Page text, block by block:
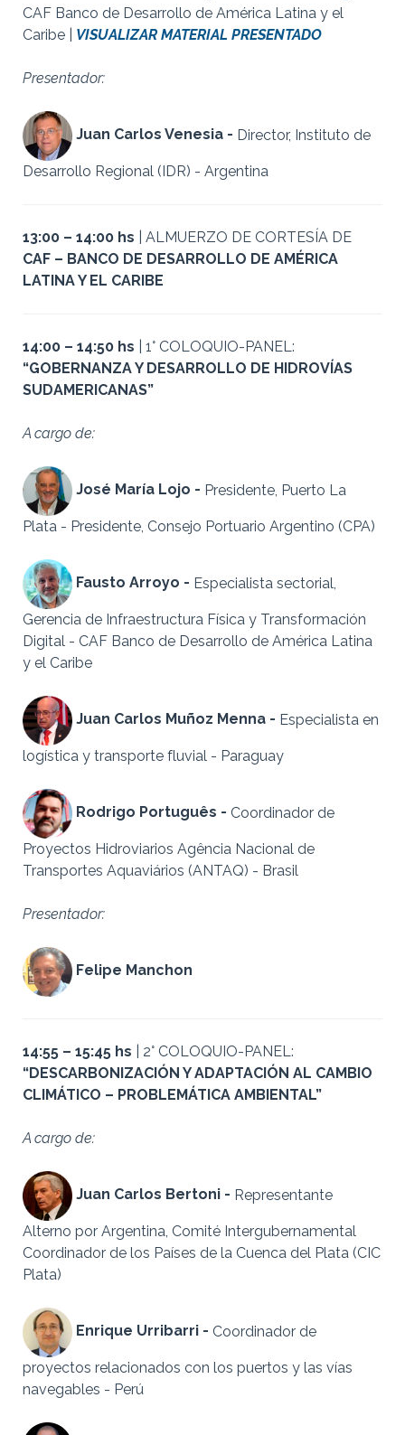
CAF Banco de Desarrollo de América Latina y el
Caribe | VISUALIZAR MATERIAL PRESENTADO
Presentador:
Juan Carlos Venesia - Director, Instituto de
Desarrollo Regional (IDR) - Argentina
13:00 – 14:00 hs | ALMUERZO DE CORTESÍA DE
CAF – BANCO DE DESARROLLO DE AMÉRICA
LATINA Y EL CARIBE
14:00 – 14:50 hs | 1° COLOQUIO-PANEL:
“GOBERNANZA Y DESARROLLO DE HIDROVÍAS
SUDAMERICANAS”
A cargo de:
José María Lojo - Presidente, Puerto La
Plata - Presidente, Consejo Portuario Argentino (CPA)
Fausto Arroyo - Especialista sectorial,
Gerencia de Infraestructura Física y Transformación
Digital - CAF Banco de Desarrollo de América Latina
y el Caribe
Juan Carlos Muñoz Menna - Especialista en
logística y transporte fluvial - Paraguay
Rodrigo Português - Coordinador de
Proyectos Hidroviarios Agência Nacional de
Transportes Aquaviários (ANTAQ) - Brasil
Presentador:
Felipe Manchon
14:55 – 15:45 hs | 2° COLOQUIO-PANEL:
“DESCARBONIZACIÓN Y ADAPTACIÓN AL CAMBIO
CLIMÁTICO – PROBLEMÁTICA AMBIENTAL”
A cargo de:
Juan Carlos Bertoni - Representante
Alterno por Argentina, Comité Intergubernamental
Coordinador de los Países de la Cuenca del Plata (CIC
Plata)
Enrique Urribarri - Coordinador de
proyectos relacionados con los puertos y las vías
navegables - Perú